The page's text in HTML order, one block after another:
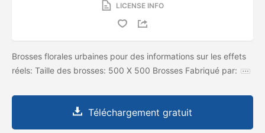
LICENSE INFO
Brosses florales urbaines pour des informations sur les effets
réels: Taille des brosses: 500 X 500 Brosses Fabriqué par:
Téléchargement gratuit